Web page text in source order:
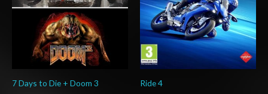
7 Days to Die + Doom 3 Ride 4